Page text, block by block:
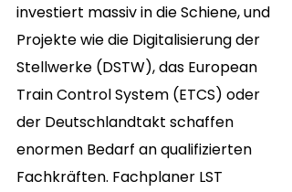
investiert massiv in die Schiene, und
Projekte wie die Digitalisierung der
Stellwerke (DSTW), das European
Train Control System (ETCS) oder
der Deutschlandtakt schaffen
enormen Bedarf an qualifizierten
Fachkräften. Fachplaner LST